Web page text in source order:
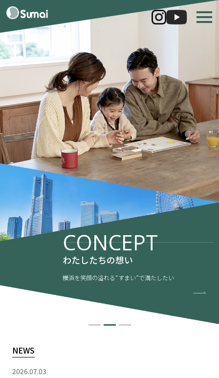
CONCEPT
わたしたちの想い
横浜を笑顔の溢れる“すまい”で満たしたい
NEWS
2026.07.03